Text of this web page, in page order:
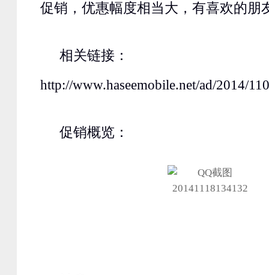
促销，优惠幅度相当大，有喜欢的朋
相关链接：
http://www.haseemobile.net/ad/2014/
促销概览：